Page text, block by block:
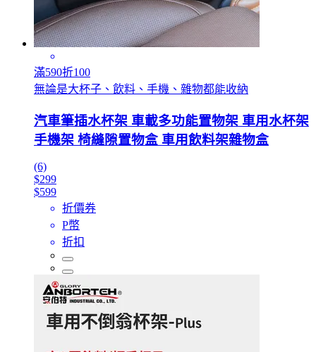
滿590折100
無論是大杯子、飲料、手機、雜物都能收納
汽車筆插水杯架 車載多功能置物架 車用水杯架
手機架 椅縫隙置物盒 車用飲料架雜物盒
(6)
$299
$599
折價券
P幣
折扣